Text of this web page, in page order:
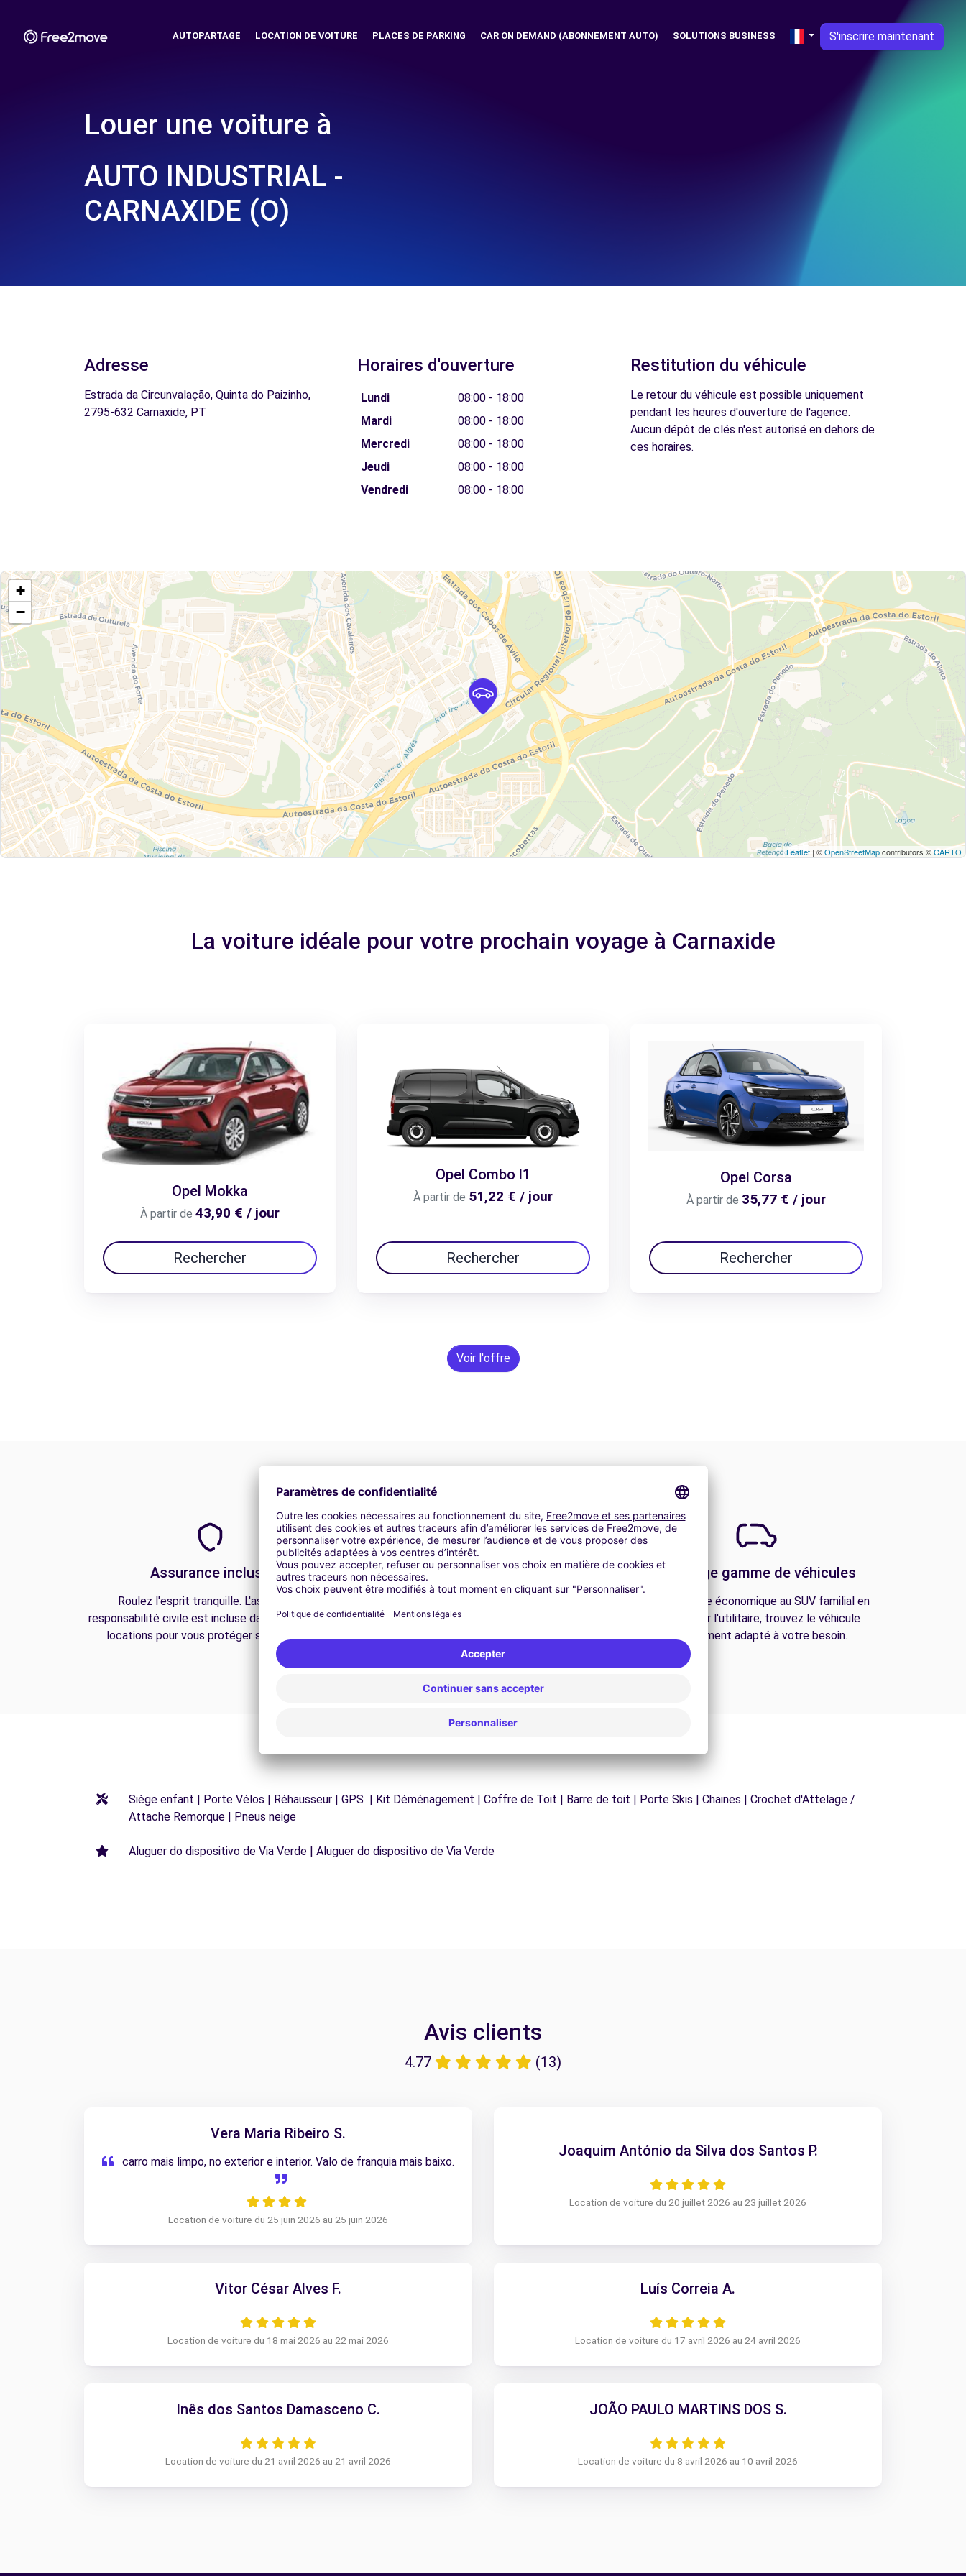
AUTOPARTAGE LOCATION DE VOITURE PLACES DE PARKING CAR ON DEMAND (ABONNEMENT AUTO) SOLUTIONS BUSINESS S'inscrire maintenant
Louer une voiture à
AUTO INDUSTRIAL -
CARNAXIDE (O)
Adresse
Estrada da Circunvalação, Quinta do Paizinho,
2795-632 Carnaxide, PT
Horaires d'ouverture
Lundi
08:00 - 18:00
Mardi
08:00 - 18:00
Mercredi
08:00 - 18:00
Jeudi
08:00 - 18:00
Vendredi
08:00 - 18:00
Restitution du véhicule
Le retour du véhicule est possible uniquement
pendant les heures d'ouverture de l'agence.
Aucun dépôt de clés n'est autorisé en dehors de
ces horaires.
+
−
Leaflet | ©OpenStreetMapcontributors ©CARTO
La voiture idéale pour votre prochain voyage à Carnaxide
Opel Mokka
À partir de 43,90 € / jour
Rechercher
Opel Combo l1
À partir de 51,22 € / jour
Rechercher
Opel Corsa
À partir de 35,77 € / jour
Rechercher
Voir l'offre
Assurance incluse
Roulez l'esprit tranquille. L'assurance
responsabilité civile est incluse dans toutes nos
locations pour vous protéger sur la route.
Assistance 24h/24 et 7j/7
d'assistance est disponible à tout moment pour
Une large gamme de véhicules
De la citadine économique au SUV familial en
passant par l'utilitaire, trouvez le véhicule
parfaitement adapté à votre besoin.
Siège enfant | Porte Vélos | Réhausseur | GPS | Kit Déménagement | Coffre de Toit | Barre de toit | Porte Skis | Chaines | Crochet d'Attelage /
Attache Remorque | Pneus neige
Aluguer do dispositivo de Via Verde | Aluguer do dispositivo de Via Verde
Avis clients
4.77 (13)
Vera Maria Ribeiro S.
carro mais limpo, no exterior e interior. Valo de franquia mais baixo.
Location de voiture du 25 juin 2026 au 25 juin 2026
Joaquim António da Silva dos Santos P.
Location de voiture du 20 juillet 2026 au 23 juillet 2026
Vitor César Alves F.
Location de voiture du 18 mai 2026 au 22 mai 2026
Luís Correia A.
Location de voiture du 17 avril 2026 au 24 avril 2026
Inês dos Santos Damasceno C.
Location de voiture du 21 avril 2026 au 21 avril 2026
JOÃO PAULO MARTINS DOS S.
Location de voiture du 8 avril 2026 au 10 avril 2026